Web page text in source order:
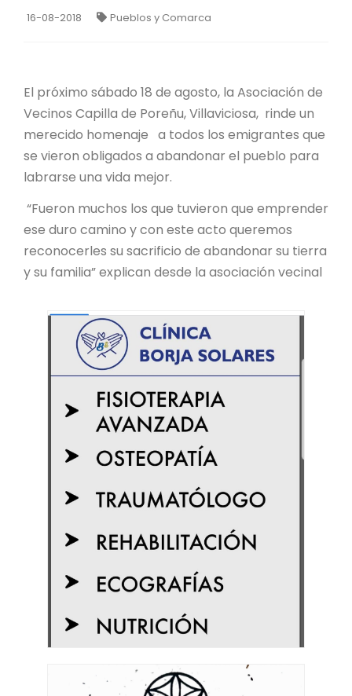
16-08-2018 Pueblos y Comarca
El próximo sábado 18 de agosto, la Asociación de
Vecinos Capilla de Poreñu, Villaviciosa, rinde un
merecido homenaje a todos los emigrantes que
se vieron obligados a abandonar el pueblo para
labrarse una vida mejor.
“Fueron muchos los que tuvieron que emprender
ese duro camino y con este acto queremos
reconocerles su sacrificio de abandonar su tierra
y su familia” explican desde la asociación vecinal